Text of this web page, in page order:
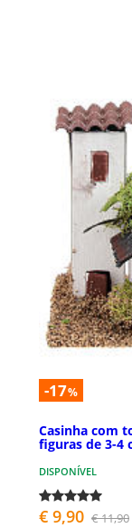
-17%
Casinha com
figuras de 3-4
DISPONÍVEL
€ 9,90 € 11,90